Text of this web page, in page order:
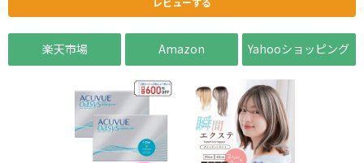
楽天市場 Amazon Yahooショッピング